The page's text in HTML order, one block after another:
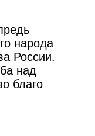
народа
России.
над
благо